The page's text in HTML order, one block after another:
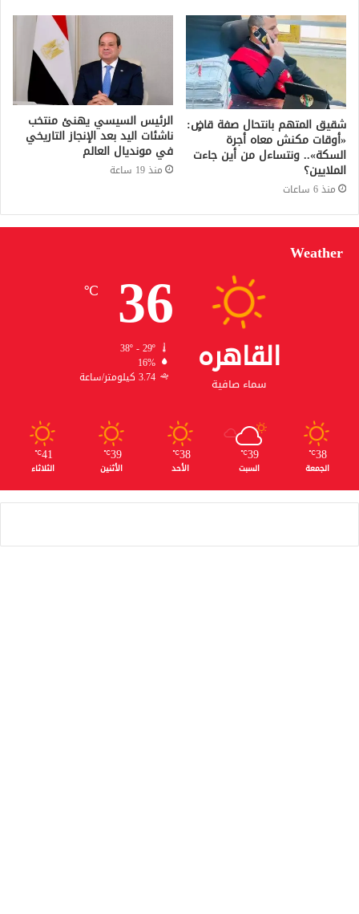
شقيق المتهم بانتحال صفة قاضٍ:
«أوقات مكنش معاه أجرة
السكة».. ونتساءل من أين جاءت
الملايين؟
منذ 6 ساعات
الرئيس السيسي يهنئ منتخب
ناشئات اليد بعد الإنجاز التاريخي
في مونديال العالم
منذ 19 ساعة
Weather
القاهره
سماء صافية
36
℃
38º - 29º
16%
3.74 كيلومتر/ساعة
38
℃
الجمعة
39
℃
السبت
38
℃
الأحد
39
℃
الأثنين
41
℃
الثلاثاء